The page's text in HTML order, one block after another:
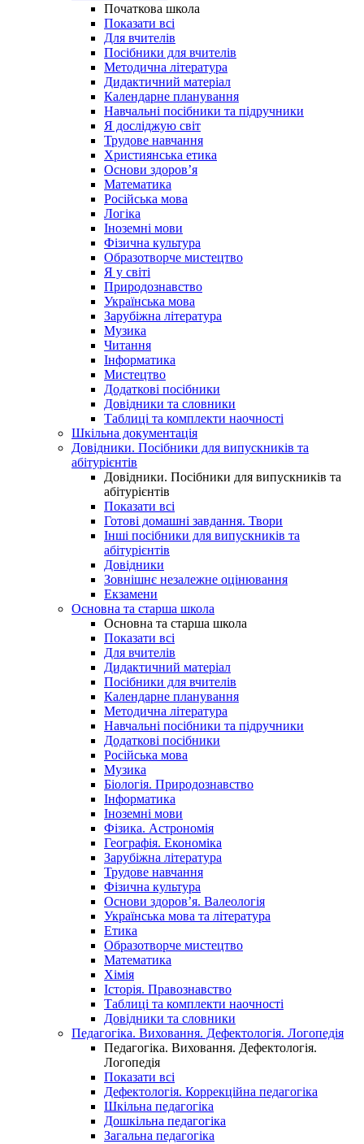
Початкова школа
Показати всі
Для вчителів
Посібники для вчителів
Методична література
Дидактичний матеріал
Календарне планування
Навчальні посібники та підручники
Я досліджую світ
Трудове навчання
Християнська етика
Основи здоров’я
Математика
Російська мова
Логіка
Іноземні мови
Фізична культура
Образотворче мистецтво
Я у світі
Природознавство
Українська мова
Зарубіжна література
Музика
Читання
Інформатика
Мистецтво
Додаткові посібники
Довідники та словники
Таблиці та комплекти наочності
Шкільна документація
Довідники. Посібники для випускників та
абітурієнтів
Довідники. Посібники для випускників та
абітурієнтів
Показати всі
Готові домашні завдання. Твори
Інші посібники для випускників та
абітурієнтів
Довідники
Зовнішнє незалежне оцінювання
Екзамени
Основна та старша школа
Основна та старша школа
Показати всі
Для вчителів
Дидактичний матеріал
Посібники для вчителів
Календарне планування
Методична література
Навчальні посібники та підручники
Додаткові посібники
Російська мова
Музика
Біологія. Природознавство
Інформатика
Іноземні мови
Фізика. Астрономія
Географія. Економіка
Зарубіжна література
Трудове навчання
Фізична культура
Основи здоров’я. Валеологія
Українська мова та література
Етика
Образотворче мистецтво
Математика
Хімія
Історія. Правознавство
Таблиці та комплекти наочності
Довідники та словники
Педагогіка. Виховання. Дефектологія. Логопедія
Педагогіка. Виховання. Дефектологія.
Логопедія
Показати всі
Дефектологія. Коррекційна педагогіка
Шкільна педагогіка
Дошкільна педагогіка
Загальна педагогіка